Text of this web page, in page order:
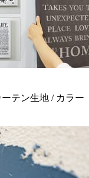
テン生地 / カラー